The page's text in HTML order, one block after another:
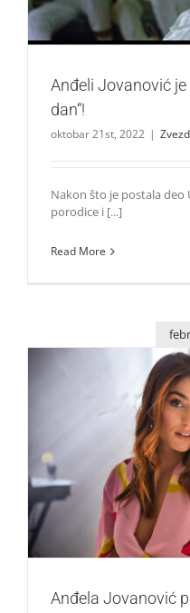
Anđeli Jovanović
dan“!
oktobar 21st, 2022 |
Nakon što je postala deo
porodice i [...]
Read More
Anđela Jovanović
Anđela Jovanović